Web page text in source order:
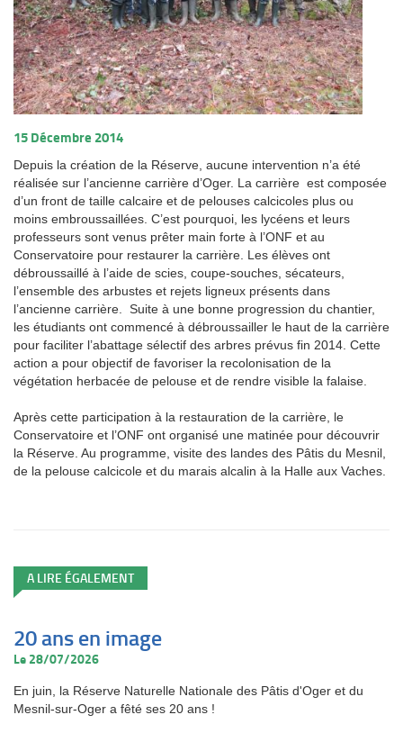
15 Décembre 2014
Depuis la création de la Réserve, aucune intervention n’a été
réalisée sur l’ancienne carrière d’Oger. La carrière est composée
d’un front de taille calcaire et de pelouses calcicoles plus ou
moins embroussaillées. C’est pourquoi, les lycéens et leurs
professeurs sont venus prêter main forte à l’ONF et au
Conservatoire pour restaurer la carrière. Les élèves ont
débroussaillé à l’aide de scies, coupe-souches, sécateurs,
l’ensemble des arbustes et rejets ligneux présents dans
l’ancienne carrière. Suite à une bonne progression du chantier,
les étudiants ont commencé à débroussailler le haut de la carrière
pour faciliter l’abattage sélectif des arbres prévus fin 2014. Cette
action a pour objectif de favoriser la recolonisation de la
végétation herbacée de pelouse et de rendre visible la falaise.
Après cette participation à la restauration de la carrière, le
Conservatoire et l’ONF ont organisé une matinée pour découvrir
la Réserve. Au programme, visite des landes des Pâtis du Mesnil,
de la pelouse calcicole et du marais alcalin à la Halle aux Vaches.
A LIRE ÉGALEMENT
20 ans en image
Le 28/07/2026
En juin, la Réserve Naturelle Nationale des Pâtis d'Oger et du
Mesnil-sur-Oger a fêté ses 20 ans !